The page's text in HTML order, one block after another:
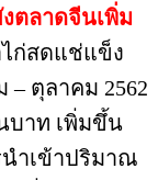
ตลาดจีนเพิ่ม
ก่สดแช่แข็ง
ตุลาคม 2562
บาท เพิ่มขึ้น
นำเข้าปริมาณ